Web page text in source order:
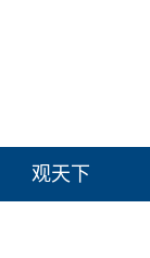
观天下